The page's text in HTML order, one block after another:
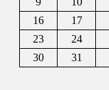
16
17
23
24
30
31